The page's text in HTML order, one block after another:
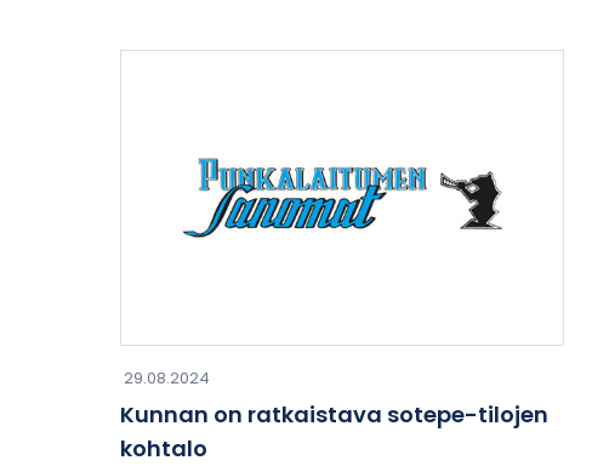
29.08.2024
Kunnan on ratkaistava sotepe-tilojen
kohtalo